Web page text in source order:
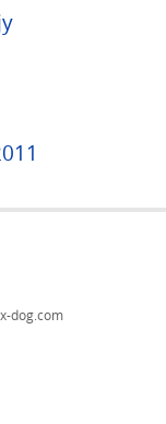
dog.com